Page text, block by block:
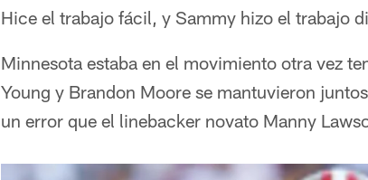
Hice el trabajo fácil, y Sammy hizo el trabajo
Minnesota estaba en el movimiento otra vez
Young y Brandon Moore se mantuvieron
un error que el linebacker novato Manny